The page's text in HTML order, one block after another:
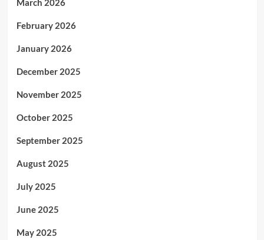
February 2026
January 2026
December 2025
November 2025
October 2025
September 2025
August 2025
July 2025
June 2025
May 2025